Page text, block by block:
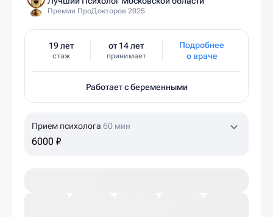
Премия ПроДокторов 2025
19 лет
стаж
от 14 лет
принимает
Подробнее
о враче
Работает с беременными
Прием психолога 60 мин
6000 ₽